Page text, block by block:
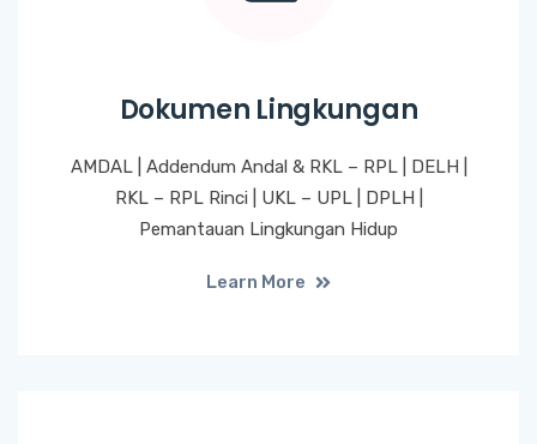
Dokumen Lingkungan
AMDAL | Addendum Andal & RKL – RPL | DELH |
RKL – RPL Rinci | UKL – UPL | DPLH |
Pemantauan Lingkungan Hidup
Learn More